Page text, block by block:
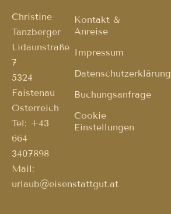
Christine
Tanzberger
Lidaunstraße
7
5324
Faistenau
Österreich
Tel: +43
664
3407898
Mail:
urlaub@eisenstattgut.at
Kontakt &
Anreise
Impressum
Datenschutzerklärung
Buchungsanfrage
Cookie
Einstellungen